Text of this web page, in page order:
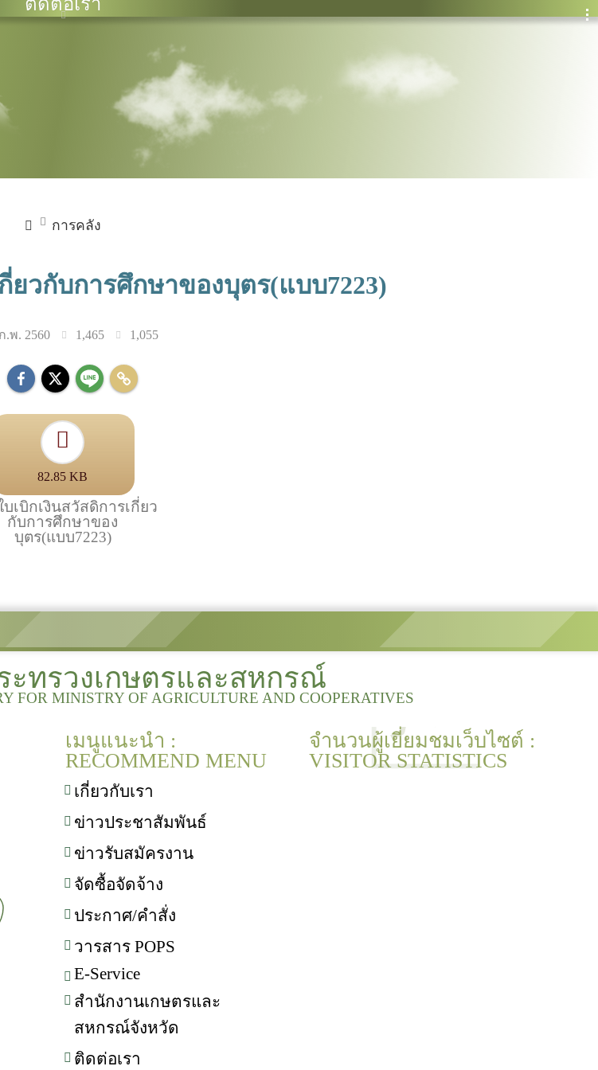
การคลัง
ยวกับการศึกษาของบุตร(แบบ7223)
.พ. 2560 1,465 1,055
82.85 KB
เบิกเงินสวัสดิการเกี่ยว
กับการศึกษาของ
บุตร(แบบ7223)
ะทรวงเกษตรและสหกรณ์
FOR MINISTRY OF AGRICULTURE AND COOPERATIVES
เมนูแนะนำ :
RECOMMEND MENU
เกี่ยวกับเรา
ข่าวประชาสัมพันธ์
ข่าวรับสมัครงาน
จัดซื้อจัดจ้าง
ประกาศ/คำสั่ง
วารสาร POPS
E-Service
สำนักงานเกษตรและ
สหกรณ์จังหวัด
ติดต่อเรา
จำนวนผู้เยี่ยมชมเว็บไซต์ :
VISITOR STATISTICS